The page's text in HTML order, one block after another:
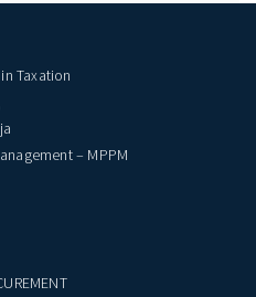
Taxation
– MPPM